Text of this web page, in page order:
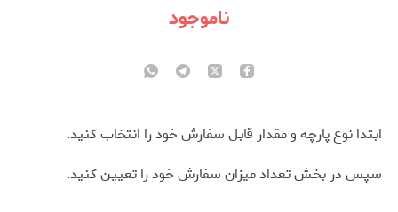
ناموجود
ابتدا نوع پارچه و مقدار قابل سفارش خود را انتخاب کنید.
سپس در بخش تعداد میزان سفارش خود را تعیین کنید.